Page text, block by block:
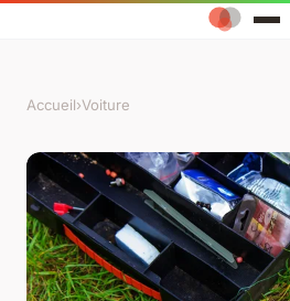
Accueil›Voiture